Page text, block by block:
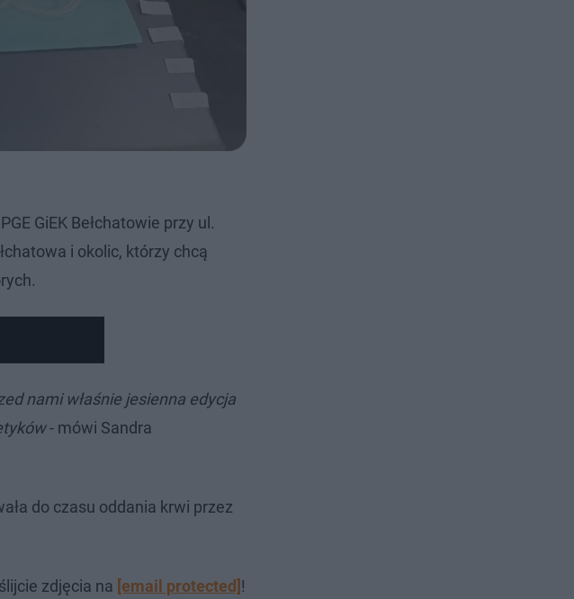
GiEK Bełchatowie przy ul.
i okolic, którzy chcą
nami właśnie jesienna edycja
- mówi Sandra
do czasu oddania krwi przez
zdjęcia na [email protected] !